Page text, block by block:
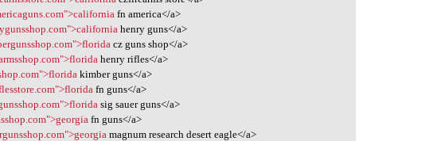
fn america</a>
henry guns</a>
cz guns shop</a>
henry rifles</a>
kimber guns</a>
fn guns</a>
sig sauer guns</a>
fn guns</a>
magnum research desert eagle</a>